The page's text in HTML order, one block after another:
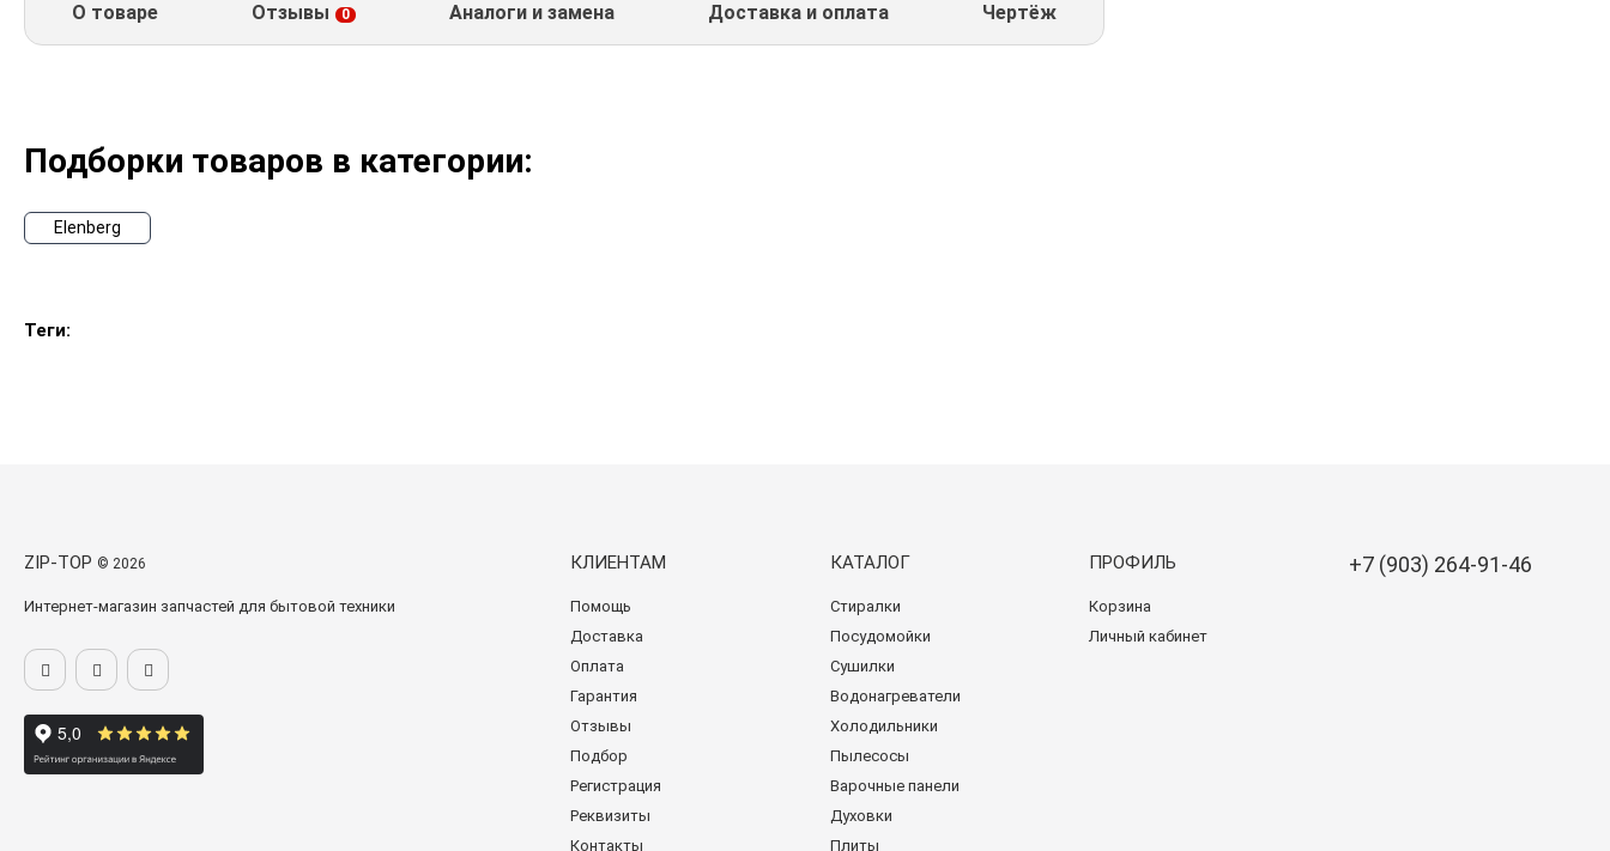
О товаре Отзывы 0 Аналоги и замена Доставка и оплата Чертёж
Подборки товаров в категории:
Elenberg
Теги:
ZIP-TOP © 2026
Интернет-магазин запчастей для бытовой техники
КЛИЕНТАМ
Помощь
Доставка
Оплата
Гарантия
Отзывы
Подбор
Регистрация
Реквизиты
Контакты
КАТАЛОГ
Стиралки
Посудомойки
Сушилки
Водонагреватели
Холодильники
Пылесосы
Варочные панели
Духовки
Плиты
ПРОФИЛЬ
Корзина
Личный кабинет
+7 (903) 264-91-46